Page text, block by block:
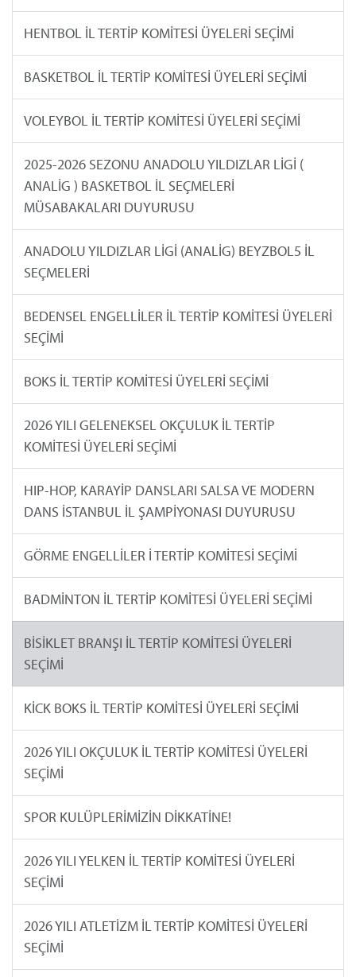
HENTBOL İL TERTİP KOMİTESİ ÜYELERİ SEÇİMİ
BASKETBOL İL TERTİP KOMİTESİ ÜYELERİ SEÇİMİ
VOLEYBOL İL TERTİP KOMİTESİ ÜYELERİ SEÇİMİ
2025-2026 SEZONU ANADOLU YILDIZLAR LİGİ (
ANALİG ) BASKETBOL İL SEÇMELERİ
MÜSABAKALARI DUYURUSU
ANADOLU YILDIZLAR LİGİ (ANALİG) BEYZBOL5 İL
SEÇMELERİ
BEDENSEL ENGELLİLER İL TERTİP KOMİTESİ ÜYELERİ
SEÇİMİ
BOKS İL TERTİP KOMİTESİ ÜYELERİ SEÇİMİ
2026 YILI GELENEKSEL OKÇULUK İL TERTİP
KOMİTESİ ÜYELERİ SEÇİMİ
HIP-HOP, KARAYİP DANSLARI SALSA VE MODERN
DANS İSTANBUL İL ŞAMPİYONASI DUYURUSU
GÖRME ENGELLİLER İ TERTİP KOMİTESİ SEÇİMİ
BADMİNTON İL TERTİP KOMİTESİ ÜYELERİ SEÇİMİ
BİSİKLET BRANŞI İL TERTİP KOMİTESİ ÜYELERİ
SEÇİMİ
KİCK BOKS İL TERTİP KOMİTESİ ÜYELERİ SEÇİMİ
2026 YILI OKÇULUK İL TERTİP KOMİTESİ ÜYELERİ
SEÇİMİ
SPOR KULÜPLERİMİZİN DİKKATİNE!
2026 YILI YELKEN İL TERTİP KOMİTESİ ÜYELERİ
SEÇİMİ
2026 YILI ATLETİZM İL TERTİP KOMİTESİ ÜYELERİ
SEÇİMİ